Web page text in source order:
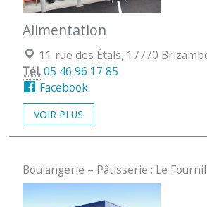
Alimentation
Localisation :
11 rue des Étals, 17770
Tél.05 46 96 17 85
Facebook
VOIR PLUS
Boulangerie – Pâtisserie : Le